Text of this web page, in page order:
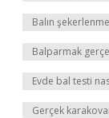
Balın
Balparmak
Evde bal testi
Gerçek